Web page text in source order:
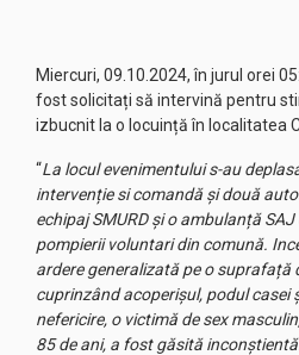
Miercuri, 09.10.2024, în jurul orei
fost solicitați să intervină pentru
izbucnit la o locuință în localitatea
“La locul evenimentului s-au
intervenție si comandă și două
echipaj SMURD și o ambulanță
pompierii voluntari din comună.
ardere generalizată pe o suprafață
cuprinzând acoperișul, podul casei
nefericire, o victimă de sex
85 de ani, a fost găsită